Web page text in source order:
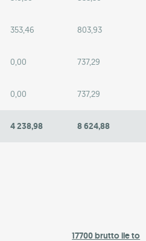
353,46 803,93
0,00 737,29
0,00 737,29
4 238,98 8 624,88
17700 brutto ile to